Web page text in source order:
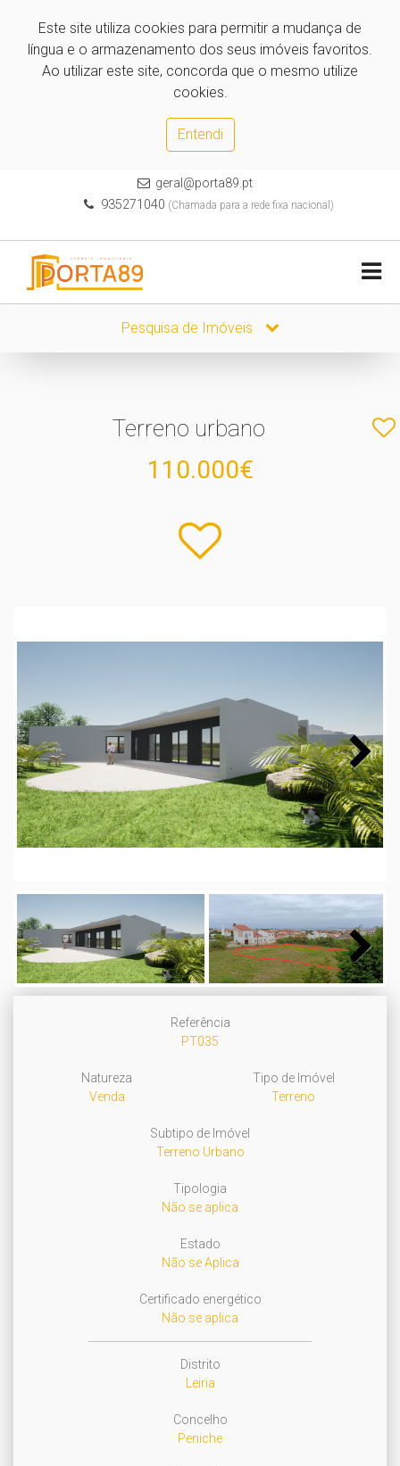
Este site utiliza cookies para permitir a mudança de
língua e o armazenamento dos seus imóveis favoritos.
Ao utilizar este site, concorda que o mesmo utilize
cookies.
Entendi
geral@porta89.pt
935271040 (Chamada para a rede fixa nacional)
Pesquisa de Imóveis
Terreno urbano
110.000€
Next
Next
Referência
PT035
Natureza
Venda
Tipo de Imóvel
Terreno
Subtipo de Imóvel
Terreno Urbano
Tipologia
Não se aplica
Estado
Não se Aplica
Certificado energético
Não se aplica
Distrito
Leiria
Concelho
Peniche